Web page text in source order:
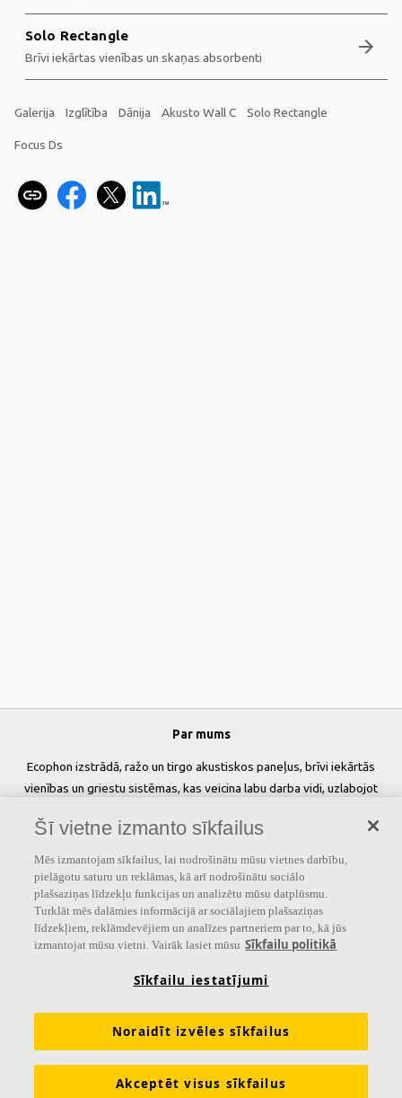
Solo Rectangle
Brīvi iekārtas vienības un skaņas absorbenti arrow_forward
Galerija Izglītība Dānija Akusto Wall C Solo Rectangle
Focus Ds
Par mums
Ecophon izstrādā, ražo un tirgo akustiskos paneļus, brīvi iekārtās
vienības un griestu sistēmas, kas veicina labu darba vidi, uzlabojot
people » ir pamatā visam, ko mēs darām.
Sekojiet mums
Saites
Akustikas zināšanas Akustiskie risinājumi
Krāsas un virsmas Rīki & Pakalpojumi
Ekspluatācijas īpašību deklarācijas Par Ecophon
Šī vietne izmanto sīkfailus
Mēs izmantojam sīkfailus, lai nodrošinātu mūsu vietnes darbību,
pielāgotu saturu un reklāmas, kā arī nodrošinātu sociālo
plašsaziņas līdzekļu funkcijas un analizētu mūsu datplūsmu.
Turklāt mēs dalāmies informācijā ar sociālajiem plašsaziņas
līdzekļiem, reklāmdevējiem un analīzes partneriem par to, kā jūs
izmantojat mūsu vietni. Vairāk lasiet mūsu Sīkfailu politikā
Sīkfailu iestatījumi
Noraidīt izvēles sīkfailus
Akceptēt visus sīkfailus